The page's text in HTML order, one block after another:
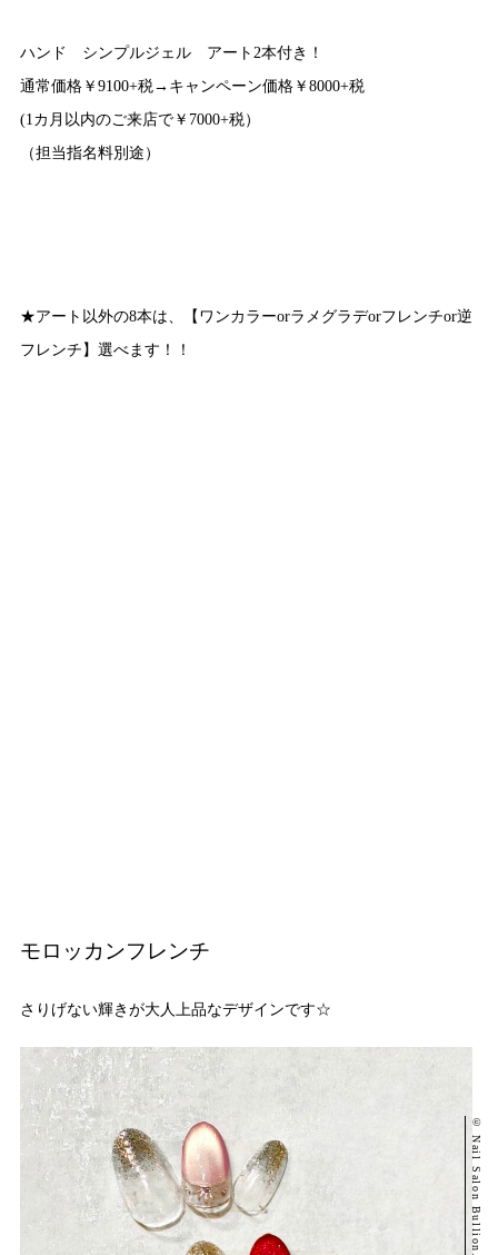
ハンド シンプルジェル アート2本付き！
通常価格￥9100+税→キャンペーン価格￥8000+税
(1カ月以内のご来店で￥7000+税）
（担当指名料別途）
★アート以外の8本は、【ワンカラーorラメグラデorフレンチor逆
フレンチ】選べます！！
モロッカンフレンチ
さりげない輝きが大人上品なデザインです☆
© Nail Salon Bullion.